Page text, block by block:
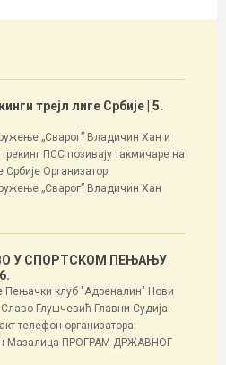
трејл лиге Србије | 5.
„Сварог” Владичин Хан и
ПСС позивају такмичаре на
Србије Организатор:
„Сварог” Владичин Хан
У СПОРТСКОМ ПЕЊАЊУ
Пењачки клуб "Адреналин" Нови
Глушчевић Главни Судија:
телефон организатора:
Мазалица ПРОГРАМ ДРЖАВНОГ